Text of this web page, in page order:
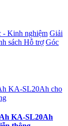
- Kinh nghiệm Giải
sách Hỗ trợ Góc
KA-SL20Ah